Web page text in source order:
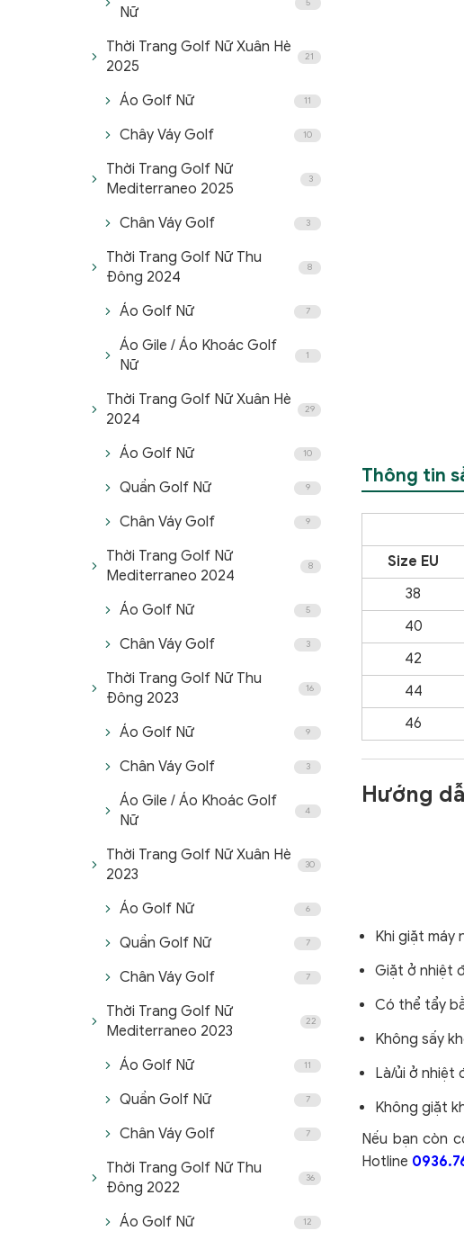
Thông tin
Size EU
38
40
42
44
46
Hướng
Khi giặt máy
Giặt ở nhiệt
Có thể tẩy
Không sấy
Là/ủi ở nhiệt
Không giặt
Nếu bạn còn
Hotline
Nữ
Thời Trang Golf Nữ Xuân Hè
2025
21
Áo Golf Nữ 11
Chây Váy Golf 10
Thời Trang Golf Nữ
Mediterraneo 2025
3
Chân Váy Golf 3
Thời Trang Golf Nữ Thu
Đông 2024
8
Áo Golf Nữ 7
Áo Gile / Áo Khoác Golf
Nữ
1
Thời Trang Golf Nữ Xuân Hè
2024
29
Áo Golf Nữ 10
Quần Golf Nữ 9
Chân Váy Golf 9
Thời Trang Golf Nữ
Mediterraneo 2024
8
Áo Golf Nữ 5
Chân Váy Golf 3
Thời Trang Golf Nữ Thu
Đông 2023
16
Áo Golf Nữ 9
Chân Váy Golf 3
Áo Gile / Áo Khoác Golf
Nữ
4
Thời Trang Golf Nữ Xuân Hè
2023
30
Áo Golf Nữ 6
Quần Golf Nữ 7
Chân Váy Golf 7
Thời Trang Golf Nữ
Mediterraneo 2023
22
Áo Golf Nữ 11
Quần Golf Nữ 7
Chân Váy Golf 7
Thời Trang Golf Nữ Thu
Đông 2022
36
Áo Golf Nữ 12